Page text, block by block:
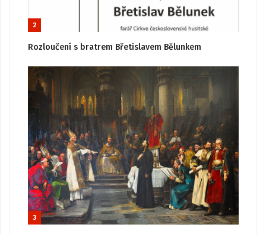
2
Rozloučení s bratrem Břetislavem Bělunkem
3